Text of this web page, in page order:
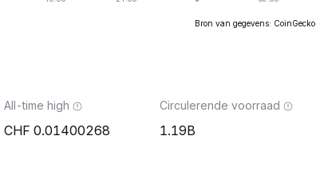
Bron van gegevens: CoinGecko
All-time high
0.01400268
Circulerende voorraad
1.19B